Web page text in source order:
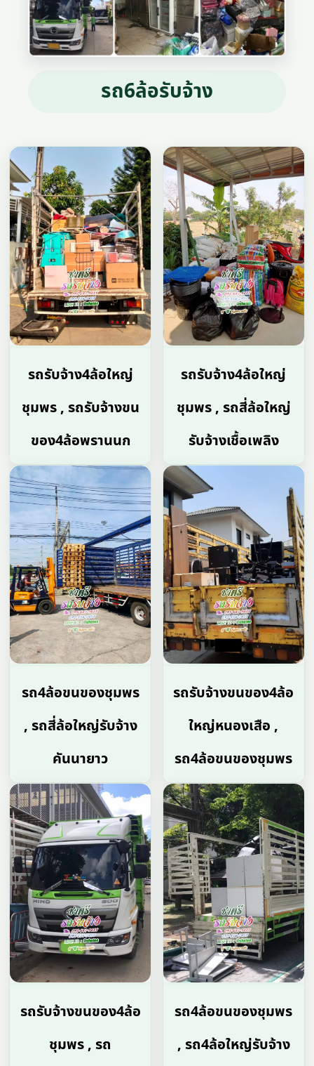
รถ6ล้อรับจ้าง
รถรับจ้าง4ล้อใหญ่
ชุมพร , รถรับจ้างขน
ของ4ล้อพรานนก
รถรับจ้าง4ล้อใหญ่
ชุมพร , รถสี่ล้อใหญ่
รับจ้างเชื้อเพลิง
รถ4ล้อขนของชุมพร
, รถสี่ล้อใหญ่รับจ้าง
คันนายาว
รถรับจ้างขนของ4ล้อ
ใหญ่หนองเสือ ,
รถ4ล้อขนของชุมพร
รถรับจ้างขนของ4ล้อ
ชุมพร , รถ
รถ4ล้อขนของชุมพร
, รถ4ล้อใหญ่รับจ้าง